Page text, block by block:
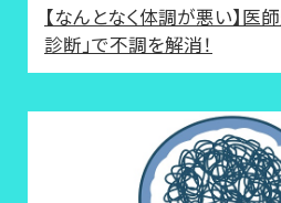
【なんとなく体調が悪い】医
診断」で不調を解消！